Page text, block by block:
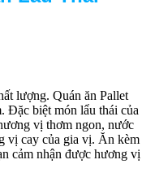
lượng. Quán ăn Pallet
Đặc biệt món lẩu thái của
vị thơm ngon, nước
vị cay của gia vị. Ăn kèm
cảm nhận được hương vị